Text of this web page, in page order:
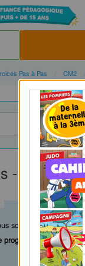
Pas à Pas CM2
-
sont intégrées dans
comprenant